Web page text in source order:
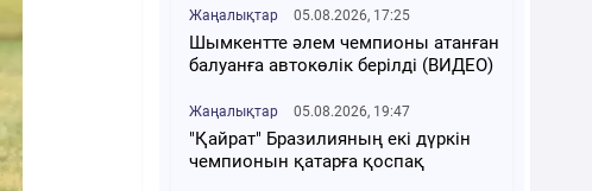
Жаңалықтар 05.08.2026, 17:25
Шымкентте әлем чемпионы атанған
балуанға автокөлік берілді (ВИДЕО)
Жаңалықтар 05.08.2026, 19:47
"Қайрат" Бразилияның екі дүркін
чемпионын қатарға қоспақ